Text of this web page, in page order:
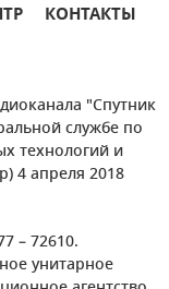
КОНТАКТЫ
"Спутник
службе по
технологий и
4 апреля 2018
– 72610.
унитарное